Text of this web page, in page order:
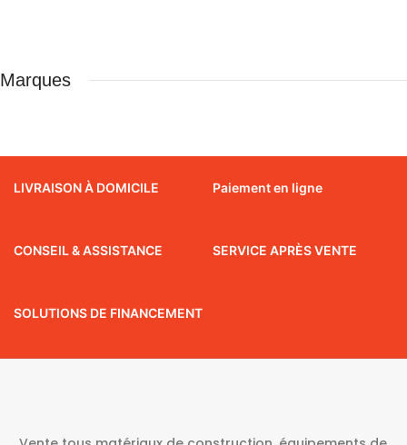
Marques
LIVRAISON À DOMICILE Paiement en ligne
CONSEIL & ASSISTANCE SERVICE APRÈS VENTE
SOLUTIONS DE FINANCEMENT